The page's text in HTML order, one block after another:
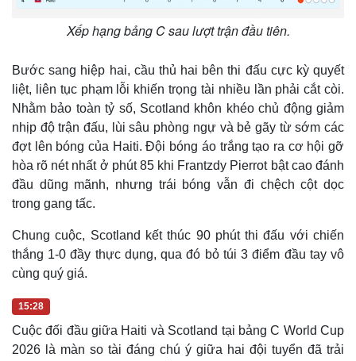
Xếp hạng bảng C sau lượt trận đầu tiên.
Bước sang hiệp hai, cầu thủ hai bên thi đấu cực kỳ quyết
liệt, liên tục phạm lỗi khiến trọng tài nhiều lần phải cắt còi.
Nhằm bảo toàn tỷ số, Scotland khôn khéo chủ động giảm
nhịp độ trận đấu, lùi sâu phòng ngự và bẻ gãy từ sớm các
đợt lên bóng của Haiti. Đội bóng áo trắng tạo ra cơ hội gỡ
hòa rõ nét nhất ở phút 85 khi Frantzdy Pierrot bật cao đánh
đầu dũng mãnh, nhưng trái bóng vẫn đi chệch cột dọc
trong gang tấc.
Chung cuộc, Scotland kết thúc 90 phút thi đấu với chiến
thắng 1-0 đầy thực dụng, qua đó bỏ túi 3 điểm đầu tay vô
cùng quý giá.
15:28
Cuộc đối đầu giữa Haiti và Scotland tại bảng C World Cup
2026 là màn so tài đáng chú ý giữa hai đội tuyển đã trải